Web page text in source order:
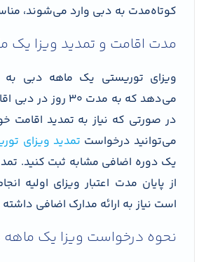
کوتاه‌مدت به دبی وارد می‌شوند،
مدت اقامت و تمدید ویزا یک
ویزای توریستی یک ماهه دبی به
می‌دهد که به مدت ۳۰
در صورتی که نیاز به تمدید اقامت
می‌توانید درخواست تمدید ویزای
یک دوره اضافی مشابه ثبت کنید.
از پایان مدت اعتبار ویزای اولیه
است نیاز به ارائه مدارک اضافی
نحوه درخواست ویزا یک